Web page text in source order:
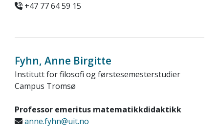
+47 77 64 59 15
Fyhn, Anne Birgitte
Institutt for filosofi og førstesemesterstudier
Campus Tromsø
Professor emeritus matematikkdidaktikk
anne.fyhn@uit.no